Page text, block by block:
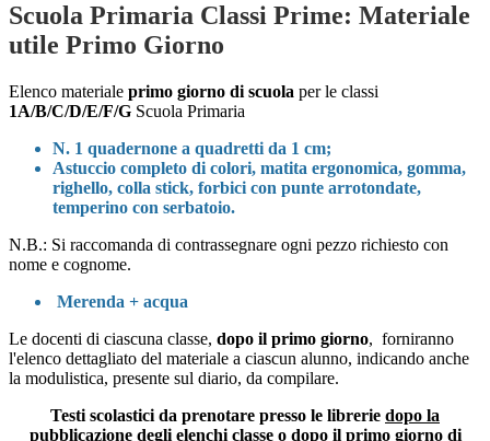
Scuola Primaria Classi Prime: Materiale
utile Primo Giorno
Elenco materiale primo giorno di scuola per le classi
1A/B/C/D/E/F/G Scuola Primaria
N. 1 quadernone a quadretti da 1 cm;
Astuccio completo di colori, matita ergonomica, gomma,
righello, colla stick, forbici con punte arrotondate,
temperino con serbatoio.
N.B.: Si raccomanda di contrassegnare ogni pezzo richiesto con
nome e cognome.
Merenda + acqua
Le docenti di ciascuna classe, dopo il primo giorno, forniranno
l'elenco dettagliato del materiale a ciascun alunno, indicando anche
la modulistica, presente sul diario, da compilare.
Testi scolastici da prenotare presso le librerie dopo la
pubblicazione degli elenchi classe o dopo il primo giorno di